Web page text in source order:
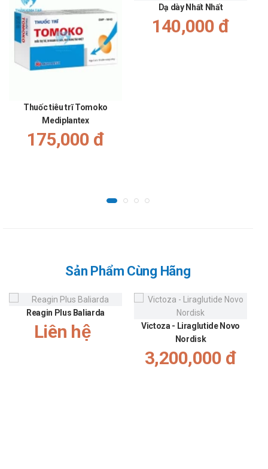
Thuốc tiêu trĩ Tomoko
Mediplantex
175,000 đ
Dạ dày Nhất Nhất
140,000 đ
Sản Phẩm Cùng Hãng
Reagin Plus Baliarda
Liên hệ
Victoza - Liraglutide Novo
Nordisk
3,200,000 đ